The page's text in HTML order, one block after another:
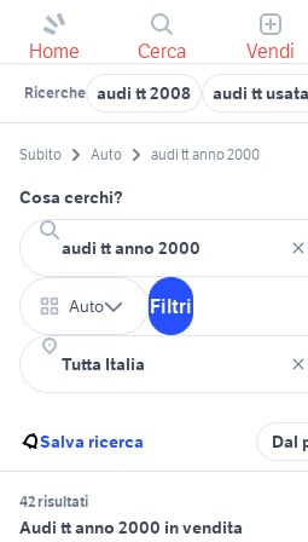
Home Cerca Vendi
Ricerche audi tt 2008 audi tt
Subito Auto audi tt anno 2000
Cosa cerchi?
Auto Filtri
Salva ricerca Dal
42 risultati
Audi tt anno 2000 in vendita